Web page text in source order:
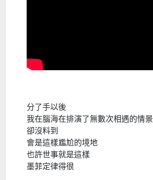
分了手以後
我在腦海在排演了無數次相遇的情景
卻沒料到
會是這樣尷尬的境地
也許世事就是這樣
墨菲定律得很